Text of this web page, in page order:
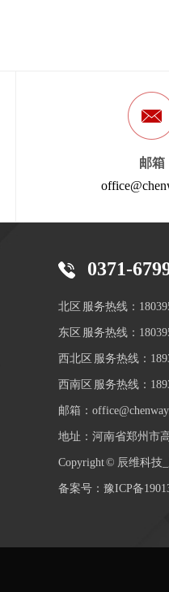
邮箱
0371-
北区 服务热线：
东区 服务热线：
西北区 服务热线：
西南区 服务热线：
邮箱：
地址：河南省郑州市
Copyright © 辰维科技
备案号： 豫ICP备